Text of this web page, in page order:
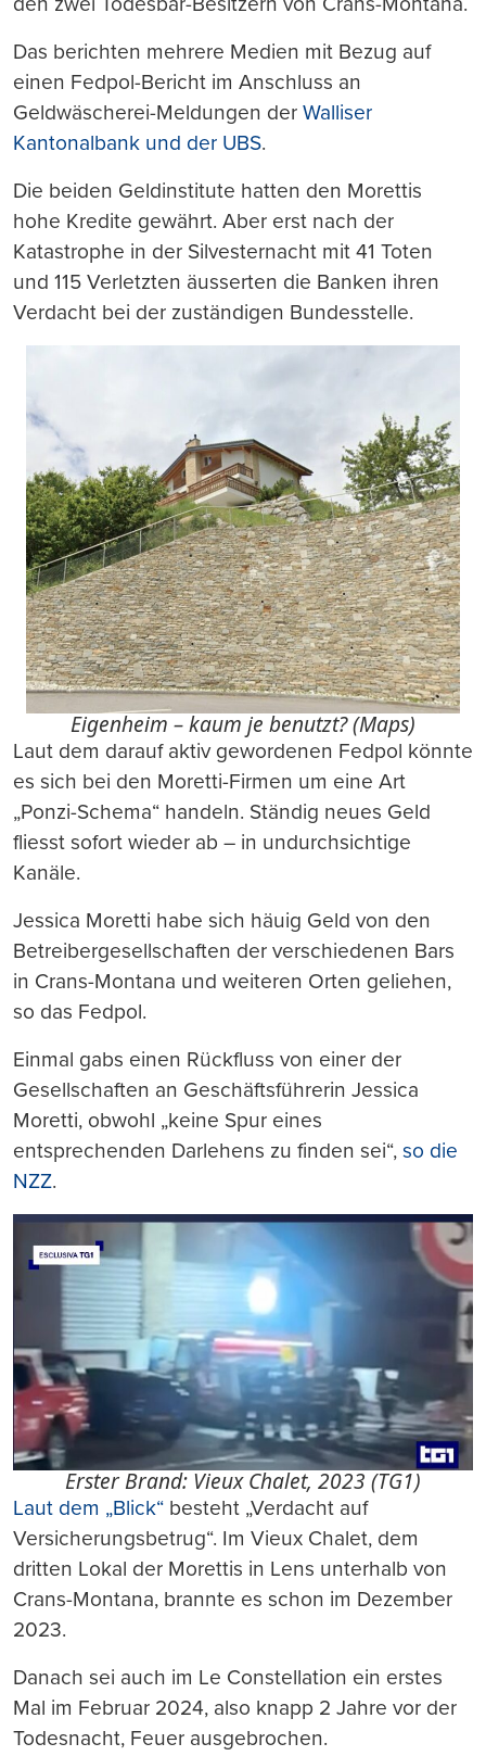
Das berichten mehrere Medien mit Bezug auf
einen Fedpol-Bericht im Anschluss an
Geldwäscherei-Meldungen der Walliser
Kantonalbank und der UBS.
Die beiden Geldinstitute hatten den Morettis
hohe Kredite gewährt. Aber erst nach der
Katastrophe in der Silvesternacht mit 41 Toten
und 115 Verletzten äusserten die Banken ihren
Verdacht bei der zuständigen Bundesstelle.
Eigenheim – kaum je benutzt? (Maps)
Laut dem darauf aktiv gewordenen Fedpol könnte
es sich bei den Moretti-Firmen um eine Art
„Ponzi-Schema“ handeln. Ständig neues Geld
fliesst sofort wieder ab – in undurchsichtige
Kanäle.
Jessica Moretti habe sich häuig Geld von den
Betreibergesellschaften der verschiedenen Bars
in Crans-Montana und weiteren Orten geliehen,
so das Fedpol.
Einmal gabs einen Rückfluss von einer der
Gesellschaften an Geschäftsführerin Jessica
Moretti, obwohl „keine Spur eines
entsprechenden Darlehens zu finden sei“, so die
NZZ.
Erster Brand: Vieux Chalet, 2023 (TG1)
Laut dem „Blick“ besteht „Verdacht auf
Versicherungsbetrug“. Im Vieux Chalet, dem
dritten Lokal der Morettis in Lens unterhalb von
Crans-Montana, brannte es schon im Dezember
2023.
Danach sei auch im Le Constellation ein erstes
Mal im Februar 2024, also knapp 2 Jahre vor der
Todesnacht, Feuer ausgebrochen.